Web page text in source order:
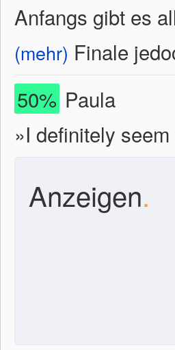
Anfangs gibt es
(mehr) Finale
50% Paula
»I definitely
Anzeigen.